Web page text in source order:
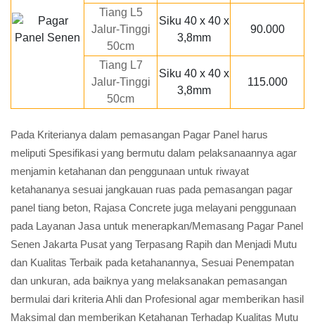
Tiang L5
Jalur-Tinggi
50cm
Siku 40 x 40 x
3,8mm
90.000
Tiang L7
Jalur-Tinggi
50cm
Siku 40 x 40 x
3,8mm
115.000
Pada Kriterianya dalam pemasangan Pagar Panel harus
meliputi Spesifikasi yang bermutu dalam pelaksanaannya agar
menjamin ketahanan dan penggunaan untuk riwayat
ketahananya sesuai jangkauan ruas pada pemasangan pagar
panel tiang beton, Rajasa Concrete juga melayani penggunaan
pada Layanan Jasa untuk menerapkan/Memasang Pagar Panel
Senen Jakarta Pusat yang Terpasang Rapih dan Menjadi Mutu
dan Kualitas Terbaik pada ketahanannya, Sesuai Penempatan
dan unkuran, ada baiknya yang melaksanakan pemasangan
bermulai dari kriteria Ahli dan Profesional agar memberikan hasil
Maksimal dan memberikan Ketahanan Terhadap Kualitas Mutu